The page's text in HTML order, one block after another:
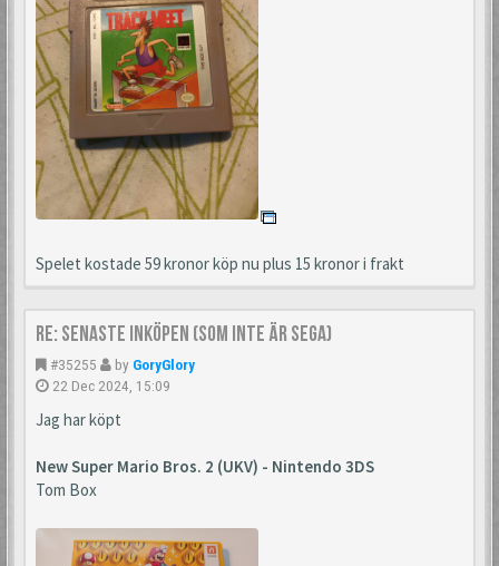
Spelet kostade 59 kronor köp nu plus 15 kronor i frakt
Re: Senaste inköpen (som inte är Sega)
#35255 by GoryGlory
22 Dec 2024, 15:09
Jag har köpt
New Super Mario Bros. 2 (UKV) - Nintendo 3DS
Tom Box